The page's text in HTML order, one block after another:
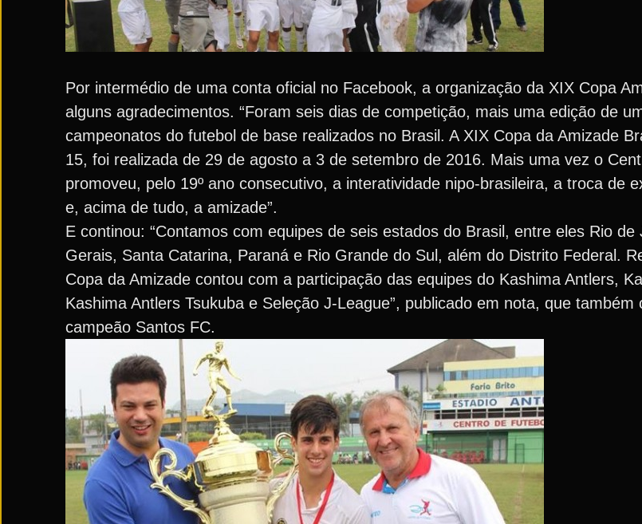
Por intermédio de uma conta oficial no Facebook, a organização da XIX Copa
alguns agradecimentos. “Foram seis dias de competição, mais uma edição de
campeonatos do futebol de base realizados no Brasil. A XIX Copa da Amizade
15, foi realizada de 29 de agosto a 3 de setembro de 2016. Mais uma vez o
promoveu, pelo 19º ano consecutivo, a interatividade nipo-brasileira, a troca de
e, acima de tudo, a amizade”.
E continou: “Contamos com equipes de seis estados do Brasil, entre eles Rio
Gerais, Santa Catarina, Paraná e Rio Grande do Sul, além do Distrito Federal.
Copa da Amizade contou com a participação das equipes do Kashima Antlers,
Kashima Antlers Tsukuba e Seleção J-League”, publicado em nota, que
campeão Santos FC.